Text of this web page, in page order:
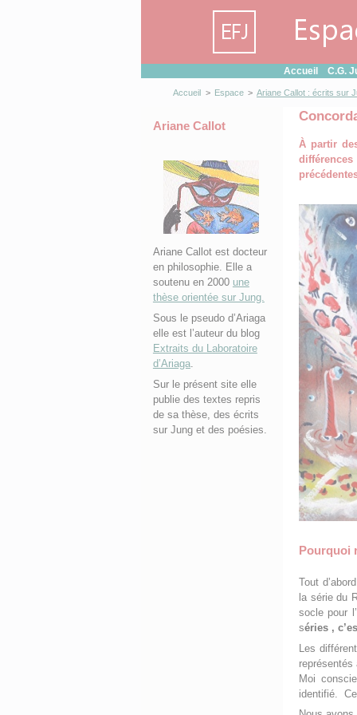
Accueil C.G.
Accueil > Espace > Ariane Callot : écrits sur
Ariane Callot
Ariane Callot est docteur
en philosophie. Elle a
soutenu en 2000 une
thèse orientée sur Jung.
Sous le pseudo d’Ariaga
elle est l’auteur du blog
Extraits du Laboratoire
d’Ariaga.
Sur le présent site elle
publie des textes repris
de sa thèse, des écrits
sur Jung et des poésies.
À partir
Pourquoi
Tout
la série du
socle pour
séries ,
Les
Moi
identifié.